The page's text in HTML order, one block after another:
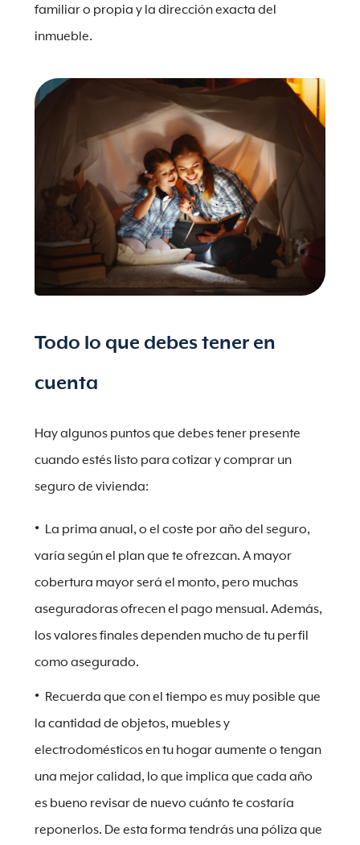
familiar o propia y la dirección exacta del
inmueble.
Todo lo que debes tener en
cuenta
Hay algunos puntos que debes tener presente
cuando estés listo para cotizar y comprar un
seguro de vivienda:
La prima anual, o el coste por año del seguro,
varía según el plan que te ofrezcan. A mayor
cobertura mayor será el monto, pero muchas
aseguradoras ofrecen el pago mensual. Además,
los valores finales dependen mucho de tu perfil
como asegurado.
Recuerda que con el tiempo es muy posible que
la cantidad de objetos, muebles y
electrodomésticos en tu hogar aumente o tengan
una mejor calidad, lo que implica que cada año
es bueno revisar de nuevo cuánto te costaría
reponerlos. De esta forma tendrás una póliza que